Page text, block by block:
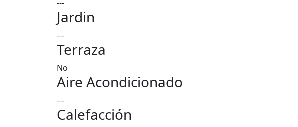
---
Jardin
---
Terraza
No
Aire Acondicionado
---
Calefacción